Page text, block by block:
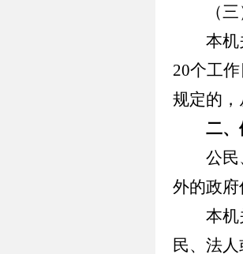
（三
本机关
20个工
规定的
二
公民、
外的政
本机关
民、法